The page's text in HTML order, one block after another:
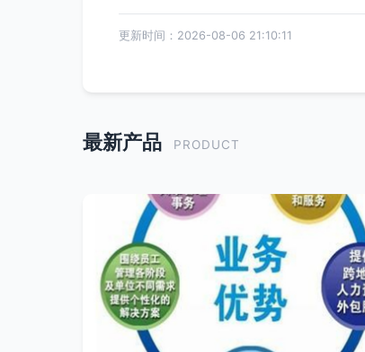
更新时间：2026-08-06 21:10:11
最新产品 PRODUCT